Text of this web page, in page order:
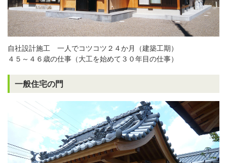
自社設計施工 一人でコツコツ２４か月（建築工期）
４５～４６歳の仕事（大工を始めて３０年目の仕事）
一般住宅の門